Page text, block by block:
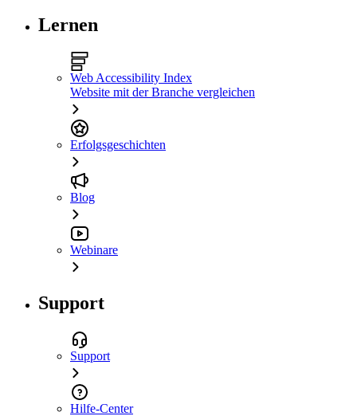
Lernen
Web Accessibility Index
Website mit der Branche vergleichen
Erfolgsgeschichten
Blog
Webinare
Support
Support
Hilfe-Center